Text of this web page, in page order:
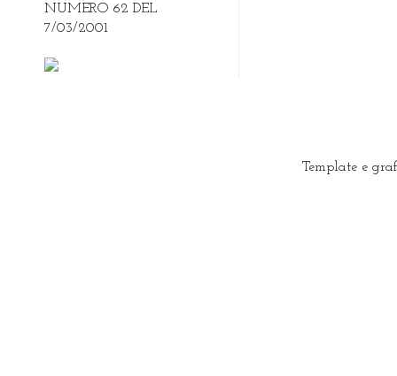
NUMERO 62 DEL
7/03/2001
Template e